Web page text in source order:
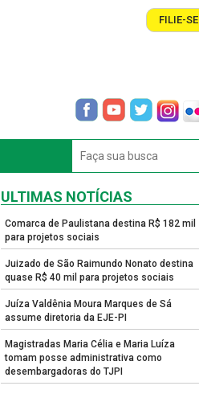
FILIE-SE
ULTIMAS NOTÍCIAS
Comarca de Paulistana destina R$ 182 mil
para projetos sociais
Juizado de São Raimundo Nonato destina
quase R$ 40 mil para projetos sociais
Juíza Valdênia Moura Marques de Sá
assume diretoria da EJE-PI
Magistradas Maria Célia e Maria Luíza
tomam posse administrativa como
desembargadoras do TJPI